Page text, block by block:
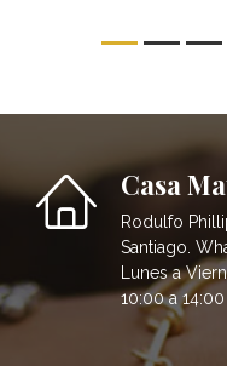
Casa
Rodulfo
Santiago.
Lunes a
10:00 a